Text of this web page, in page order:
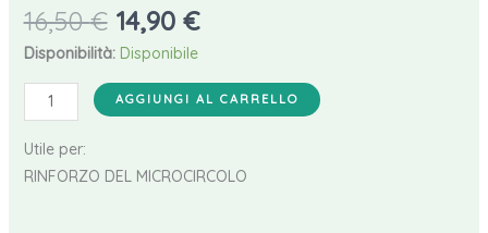
16,50€ Il
prezzo
originale
era:
14,90 €Il
prezzo
attuale
è:
Disponibilità: Disponibile
VENCAPPLUS
30CPS
quantità
AGGIUNGI AL CARRELLO
Utile per:
RINFORZO DEL MICROCIRCOLO​